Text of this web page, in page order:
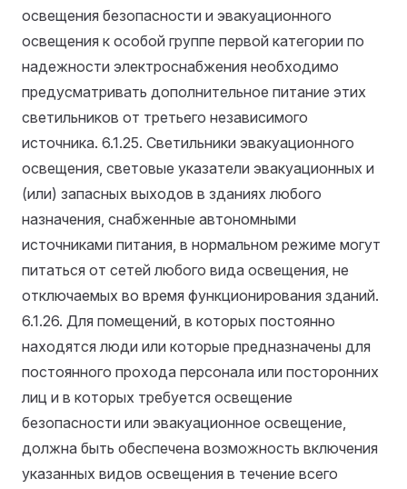
освещения безопасности и эвакуационного
освещения к особой группе первой категории по
надежности электроснабжения необходимо
предусматривать дополнительное питание этих
светильников от третьего независимого
источника. 6.1.25. Светильники эвакуационного
освещения, световые указатели эвакуационных и
(или) запасных выходов в зданиях любого
назначения, снабженные автономными
источниками питания, в нормальном режиме могут
питаться от сетей любого вида освещения, не
отключаемых во время функционирования зданий.
6.1.26. Для помещений, в которых постоянно
находятся люди или которые предназначены для
постоянного прохода персонала или посторонних
лиц и в которых требуется освещение
безопасности или эвакуационное освещение,
должна быть обеспечена возможность включения
указанных видов освещения в течение всего